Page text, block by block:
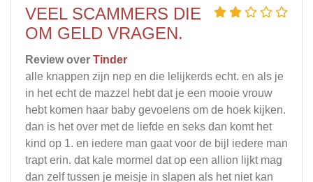
VEEL SCAMMERS DIE
OM GELD VRAGEN.
Review over Tinder
alle knappen zijn nep en die lelijkerds echt. en als je
in het echt de mazzel hebt dat je een mooie vrouw
hebt komen haar baby gevoelens om de hoek kijken.
dan is het over met de liefde en seks dan komt het
kind op 1. en iedere man gaat voor de bijl iedere man
trapt erin. dat kale mormel dat op een allion lijkt mag
dan zelf tussen je meisje in slapen als het niet kan